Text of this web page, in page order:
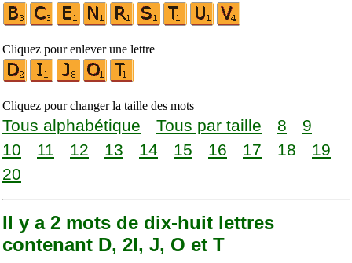
Cliquez pour enlever une lettre
Cliquez pour changer la taille des mots
Tous alphabétique Tous par taille 8
9
10
11 12 13 14 15 16 17 18
19
20
Il y a 2 mots de dix-huit lettres
contenant D, 2I, J, O et T